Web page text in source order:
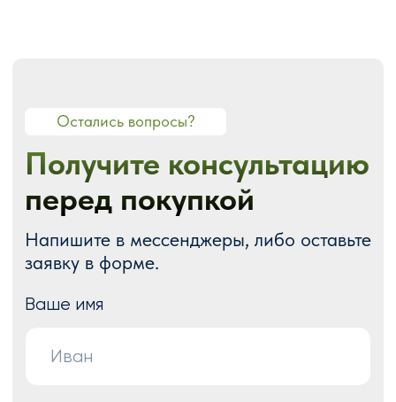
О нас
Портфолио
Блог
Акции
ГОТОВЫЕ РЕШЕНИЯ
Готовые многостраничные сайты